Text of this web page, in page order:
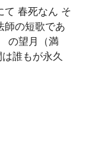
て 春死なん そ
の短歌であ
の望月（満
誰もが永久